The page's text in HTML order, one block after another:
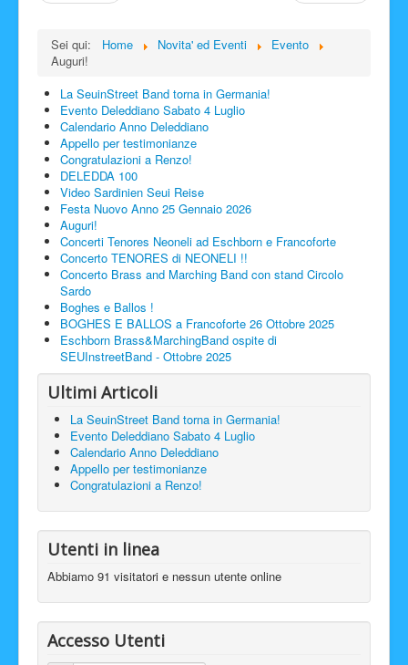
Sei qui: Home Novita' ed Eventi
Evento
Auguri!
La SeuinStreet Band torna in Germania!
Evento Deleddiano Sabato 4 Luglio
Calendario Anno Deleddiano
Appello per testimonianze
Congratulazioni a Renzo!
DELEDDA 100
Video Sardinien Seui Reise
Festa Nuovo Anno 25 Gennaio 2026
Auguri!
Concerti Tenores Neoneli ad Eschborn e Francoforte
Concerto TENORES di NEONELI !!
Concerto Brass and Marching Band con stand Circolo
Sardo
Boghes e Ballos !
BOGHES E BALLOS a Francoforte 26 Ottobre 2025
Eschborn Brass&MarchingBand ospite di
SEUInstreetBand - Ottobre 2025
Ultimi Articoli
La SeuinStreet Band torna in Germania!
Evento Deleddiano Sabato 4 Luglio
Calendario Anno Deleddiano
Appello per testimonianze
Congratulazioni a Renzo!
Utenti in linea
Abbiamo 91 visitatori e nessun utente online
Accesso Utenti